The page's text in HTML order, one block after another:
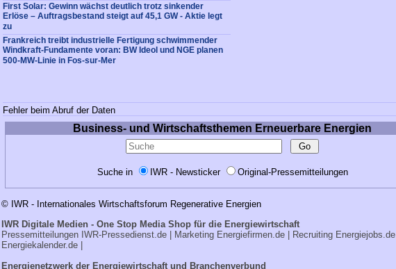
First Solar: Gewinn wächst deutlich trotz sinkender
Erlöse – Auftragsbestand steigt auf 45,1 GW - Aktie legt
zu
Frankreich treibt industrielle Fertigung schwimmender
Windkraft-Fundamente voran: BW Ideol und NGE planen
500-MW-Linie in Fos-sur-Mer
Fehler beim Abruf der Daten
Business- und Wirtschaftsthemen Erneuerbare Energien
Suche in IWR - Newsticker Original-Pressemitteilungen
© IWR - Internationales Wirtschaftsforum Regenerative Energien
IWR Digitale Medien - One Stop Media Shop für die Energiewirtschaft
Pressemitteilungen IWR-Pressedienst.de | Marketing Energiefirmen.de | Recruiting Energiejobs.de
Energiekalender.de |
Energienetzwerk der Energiewirtschaft und Branchenverbund